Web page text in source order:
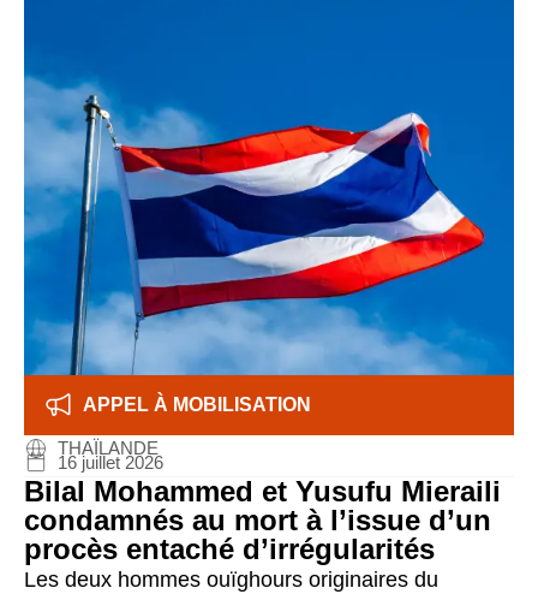
APPEL À MOBILISATION
THAÏLANDE
16 juillet 2026
Bilal Mohammed et Yusufu Mieraili
condamnés au mort à l’issue d’un
procès entaché d’irrégularités
Les deux hommes ouïghours originaires du